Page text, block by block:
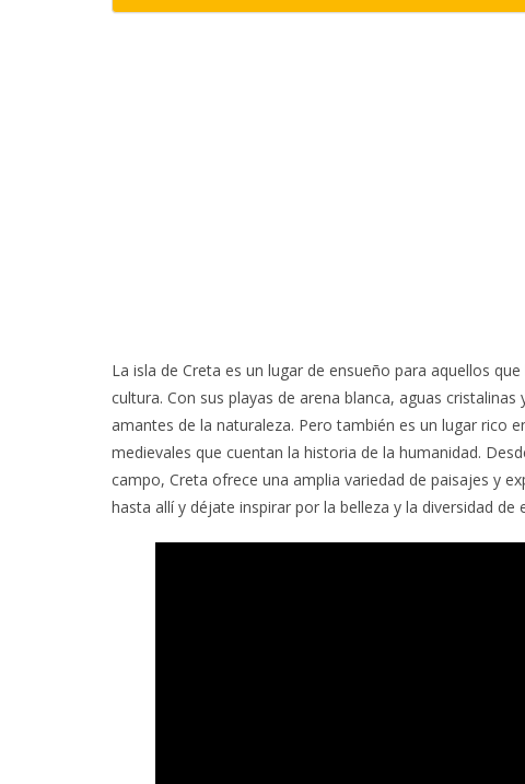
La isla de Creta es un lugar de ensueño para aquellos
cultura. Con sus playas de arena blanca, aguas
amantes de la naturaleza. Pero también es un lugar rico
medievales que cuentan la historia de la humanidad.
campo, Creta ofrece una amplia variedad de paisajes y
hasta allí y déjate inspirar por la belleza y la diversidad de